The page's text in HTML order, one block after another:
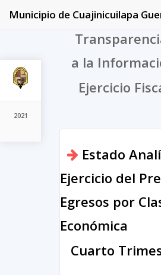
2021
Municipio de Cuajinicuilapa
a la
Ejercicio
Estado
Ejercicio del
Egresos por
Económica
Cuarto